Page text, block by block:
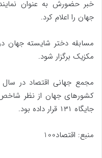
خبر حضورش به عنوان
جهان را اعلام کرد.
مکزیک برگزار شود.
جایگاه ۱۳۱ قرار داده بود.
منبع: اقتصاد100